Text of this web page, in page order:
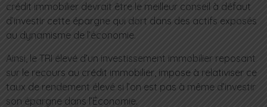
crédit immobilier devrait être le meilleur conseil à défaut
d’investir cette épargne qui dort dans des actifs exposés
au dynamisme de l’économie.
Ainsi, le TRI élevé d’un investissement immobilier reposant
sur le recours au crédit immobilier, impose à relativiser ce
taux de rendement élevé si l’on est pas à même d’investir
son épargne dans l’Économie.